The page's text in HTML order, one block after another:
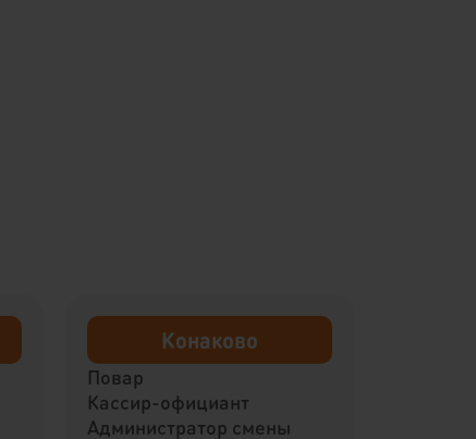
Конаково
Повар
Кассир-официант
Администратор смены